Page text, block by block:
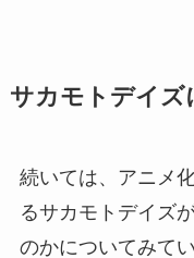
サカモトデイズ
続いては、アニメ
るサカモトデイズ
のかについてみてい